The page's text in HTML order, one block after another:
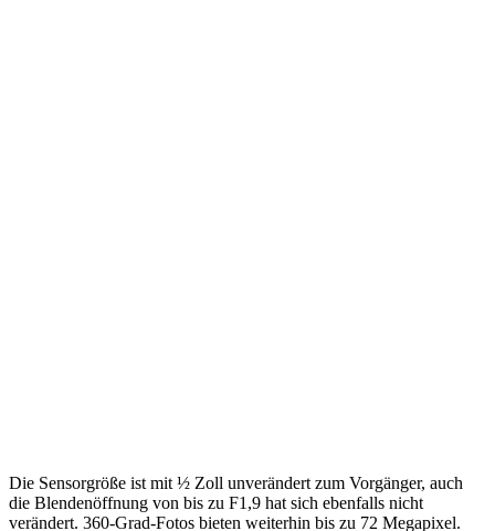
Die Sensorgröße ist mit ½ Zoll unverändert zum Vorgänger, auch
die Blendenöffnung von bis zu F1,9 hat sich ebenfalls nicht
verändert. 360-Grad-Fotos bieten weiterhin bis zu 72 Megapixel.